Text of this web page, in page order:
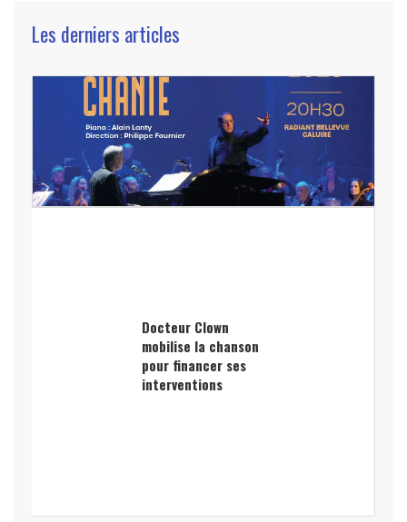
Les derniers articles
Docteur Clown
mobilise la chanson
pour financer ses
interventions